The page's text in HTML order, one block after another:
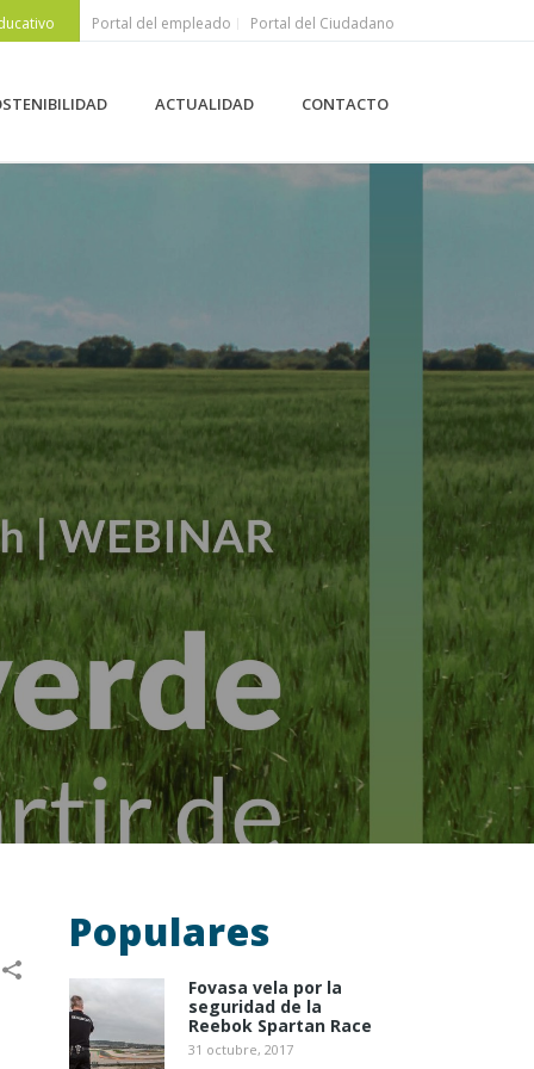
Portal del empleado Portal del Ciudadano
ACTUALIDAD CONTACTO
Populares
Fovasa vela por la
seguridad de la
Reebok Spartan Race
31 octubre, 2017